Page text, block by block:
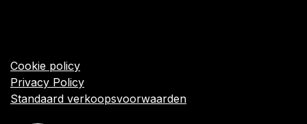
Cookie policy
Privacy Policy
Standaard verkoopsvoorwaarden